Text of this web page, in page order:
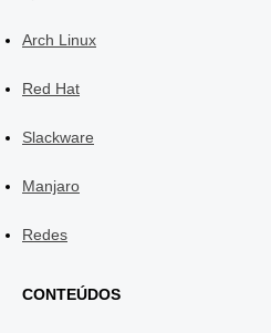
Arch Linux
Red Hat
Slackware
Manjaro
Redes
CONTEÚDOS